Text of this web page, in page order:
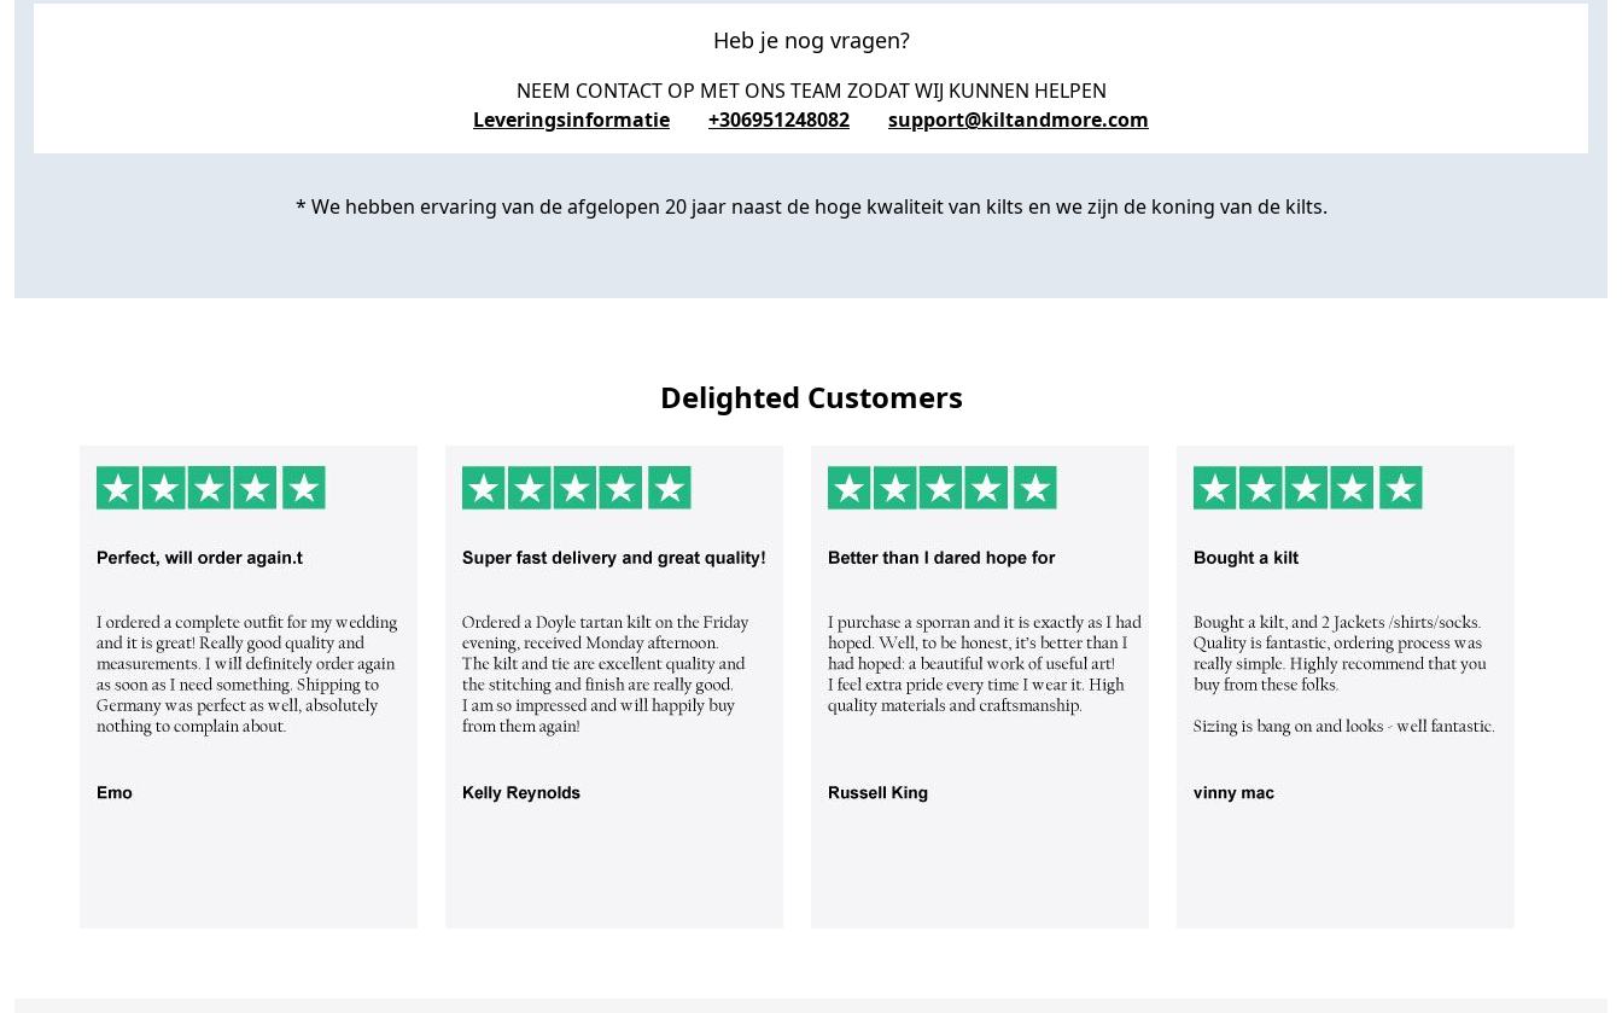
Heb je nog vragen?
NEEM CONTACT OP MET ONS TEAM ZODAT WIJ KUNNEN HELPEN
Leveringsinformatie
+306951248082 support@kiltandmore.com
* We hebben ervaring van de afgelopen 20 jaar naast de hoge kwaliteit van kilts en we zijn de koning van de kilts.
Delighted Customers